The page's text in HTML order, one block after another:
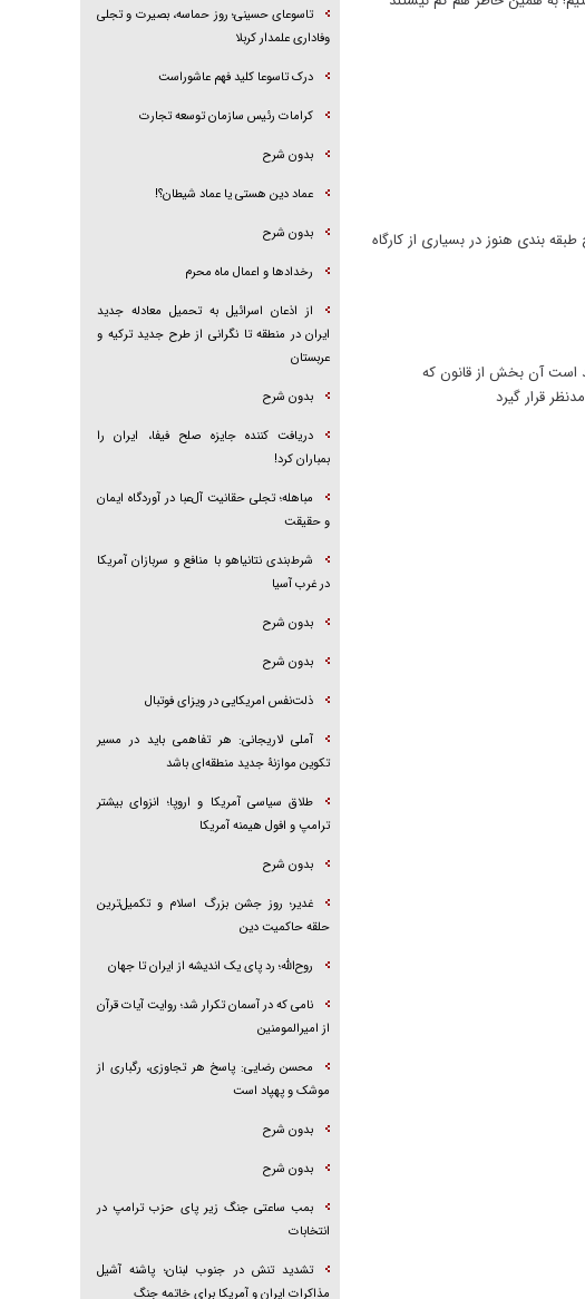
بندی ندارند، گفت: طرح طبقه بندی هنوز در بسیاری از کارگاه
است آن بخش از قانون که
قرار گیرد
تاسوعای حسینی؛ روز حماسه، بصیرت و تجلی
وفاداری علمدار کربلا
درک تاسوعا کلید فهم عاشوراست
کرامات رئیس سازمان توسعه تجارت
بدون شرح
عماد دین هستی یا عماد شیطان؟!
بدون شرح
رخداد‌ها و اعمال ماه محرم
از اذعان اسرائیل به تحمیل معادله جدید
ایران در منطقه تا نگرانی از طرح جدید ترکیه و
عربستان
بدون شرح
دریافت کننده جایزه صلح فیفا، ایران را
بمباران کرد!
مباهله؛ تجلی حقانیت آل‌عبا در آوردگاه ایمان
و حقیقت
شرط‌بندی نتانیاهو با منافع و سربازان آمریکا
در غرب آسیا
بدون شرح
بدون شرح
ذلت‌نفس امریکایی در ویزای فوتبال
آملی لاریجانی: هر تفاهمی باید در مسیر
تکوین موازنۀ جدید منطقه‌ای باشد
طلاق سیاسی آمریکا و اروپا؛ انزوای بیشتر
ترامپ و افول هیمنه آمریکا
بدون شرح
غدیر؛ روز جشن بزرگ اسلام و تکمیل‌ترین
حلقه حاکمیت دین
روح‌الله؛ رد پای یک اندیشه از ایران تا جهان
نامی که در آسمان تکرار شد؛ روایت آیات قرآن
از امیرالمومنین
محسن رضایی: پاسخ هر تجاوزی، رگباری از
موشک و پهپاد است
بدون شرح
بدون شرح
بمب ساعتی جنگ زیر پای حزب ترام‍پ در
انتخابات
تشدید تنش در جنوب لبنان؛ پاشنه آشیل
مذاکرات ایران و آمریکا برای خاتمه جنگ